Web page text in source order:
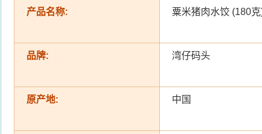
产品名称: 粟米猪肉水饺 (180
品牌: 湾仔码头
原产地: 中国